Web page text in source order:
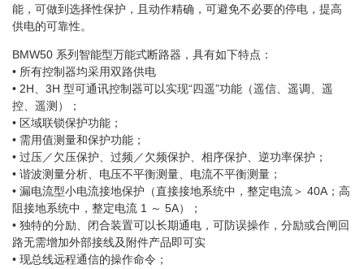
能，可做到选择性保护，且动作精确，可避免不必要的停电，提高
供电的可靠性。
BMW50 系列智能型万能式断路器，具有如下特点：
• 所有控制器均采用双路供电
• 2H、3H 型可通讯控制器可以实现“四遥”功能（遥信、遥调、遥
控、遥测）；
• 区域联锁保护功能；
• 需用值测量和保护功能；
• 过压／欠压保护、过频／欠频保护、相序保护、逆功率保护；
• 谐波测量分析、电压不平衡测量、电流不平衡测量；
• 漏电流型小电流接地保护（直接接地系统中，整定电流＞ 40A；高
阻接地系统中，整定电流 1 ～ 5A）；
• 独特的分励、闭合装置可以长期通电，可防误操作，分励或合闸回
路无需增加外部接线及附件产品即可实
• 现总线远程通信的操作命令；